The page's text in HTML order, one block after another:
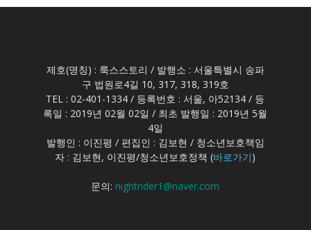
제호(명칭) : 룩스스토리 / 발행소 : 서울특별시 송파
구 법원로4길 10, 317, 318, 319호
TEL : 02-401-1334 / 등록번호 : 서울, 아52134 / 등
록일 : 2019년 02월 02일 / 최초 발행일 : 2019년 5월
4일
발행인 : 이진평 / 편집인 : 김보현 / 청소년보호책임
자 : 김보현, 이진평/청소년보호정책 (바로가기)
문의: nightrider1@naver.com